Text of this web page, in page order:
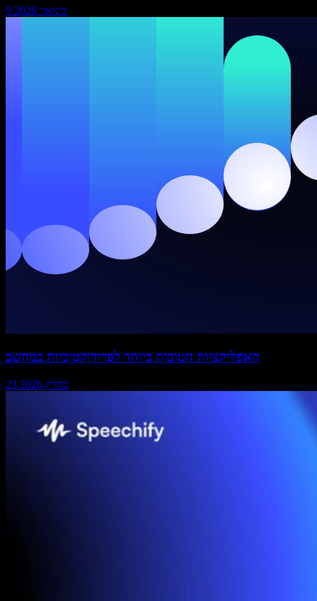
9 בינואר 2026
האפליקציות הטובות ביותר לפרודוקטיביות במחשב
23 במרץ 2026